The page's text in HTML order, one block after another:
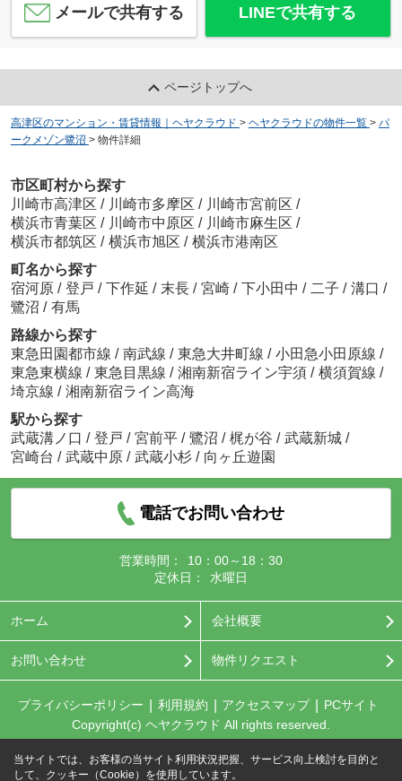
メールで共有する LINEで共有する
ページトップへ
高津区のマンション・賃貸情報｜ヘヤクラウド > ヘヤクラウドの物件一覧 > パ
ークメゾン鷺沼 > 物件詳細
市区町村から探す
川崎市高津区 / 川崎市多摩区 / 川崎市宮前区 /
横浜市青葉区 / 川崎市中原区 / 川崎市麻生区 /
横浜市都筑区 / 横浜市旭区 / 横浜市港南区
町名から探す
宿河原 / 登戸 / 下作延 / 末長 / 宮崎 / 下小田中 / 二子 / 溝口 /
鷺沼 / 有馬
路線から探す
東急田園都市線 / 南武線 / 東急大井町線 / 小田急小田原線 /
東急東横線 / 東急目黒線 / 湘南新宿ライン宇須 / 横須賀線 /
埼京線 / 湘南新宿ライン高海
駅から探す
武蔵溝ノ口 / 登戸 / 宮前平 / 鷺沼 / 梶が谷 / 武蔵新城 /
宮崎台 / 武蔵中原 / 武蔵小杉 / 向ヶ丘遊園
電話でお問い合わせ
営業時間：
10：00～18：30
定休日：
水曜日
ホーム 会社概要
お問い合わせ 物件リクエスト
プライバシーポリシー 利用規約 アクセスマップ
PCサイト
Copyright(c) ヘヤクラウド All rights reserved.
当サイトでは、お客様の当サイト利用状況把握、サービス向上検討を目的と
して、クッキー（Cookie）を使用しています。